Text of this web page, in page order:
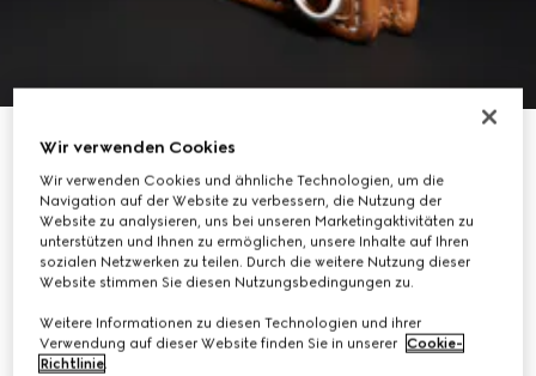
Kleine GG Emblem Brieftasche
€ 420
Variantenbeigefarbener und brauner GG Stoff
Wir verwenden Cookies
Wir verwenden Cookies und ähnliche Technologien, um die
Navigation auf der Website zu verbessern, die Nutzung der
Website zu analysieren, uns bei unseren Marketingaktivitäten zu
unterstützen und Ihnen zu ermöglichen, unsere Inhalte auf Ihren
sozialen Netzwerken zu teilen. Durch die weitere Nutzung dieser
Website stimmen Sie diesen Nutzungsbedingungen zu.
Weitere Informationen zu diesen Technologien und ihrer
Verwendung auf dieser Website finden Sie in unserer Cookie-
Richtlinie.